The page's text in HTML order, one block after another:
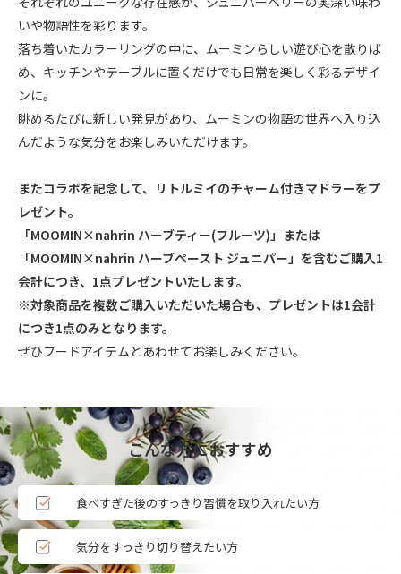
いや物語性を彩ります。
落ち着いたカラーリングの中に、ムーミンらしい遊び心を散りば
め、キッチンやテーブルに置くだけでも日常を楽しく彩るデザイ
ンに。
眺めるたびに新しい発見があり、ムーミンの物語の世界へ入り込
んだような気分をお楽しみいただけます。
またコラボを記念して、リトルミイのチャーム付きマドラーをプ
レゼント。
「MOOMIN×nahrin ハーブティー(フルーツ)」または
「MOOMIN×nahrin ハーブペースト ジュニパー」を含むご購入1
会計につき、1点プレゼントいたします。
※対象商品を複数ご購入いただいた場合も、プレゼントは1会計
につき1点のみとなります。
ぜひフードアイテムとあわせてお楽しみください。
こんな方におすすめ
食べすぎた後のすっきり習慣を取り入れたい方
気分をすっきり切り替えたい方